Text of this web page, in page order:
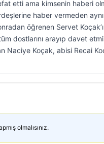
etti ama kimsenin haberi
haber vermeden
öğrenen Servet
dostlarını arayıp davet
Naciye Koçak, abisi Recai
olmalısınız.